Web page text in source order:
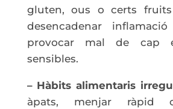
gluten, ous o certs
desencadenar
provocar mal de cap
sensibles.
– Hàbits alimentaris
àpats, menjar ràpid